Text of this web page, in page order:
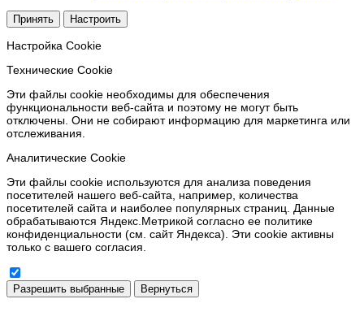
Принять Настроить
Настройка Сookie
Технические Cookie
Эти файлы cookie необходимы для обеспечения
функциональности веб-сайта и поэтому не могут быть
отключены. Они не собирают информацию для маркетинга или
отслеживания.
Аналитические Cookie
Эти файлы cookie используются для анализа поведения
посетителей нашего веб-сайта, например, количества
посетителей сайта и наиболее популярных страниц. Данные
обрабатываются Яндекс.Метрикой согласно ее политике
конфиденциальности (см. сайт Яндекса). Эти cookie активны
только с вашего согласия.
Разрешить выбранные Вернуться